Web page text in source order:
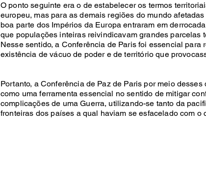
O ponto seguinte era o de estabelecer os termos
europeu, mas para as demais regiões do mundo
boa parte dos Impérios da Europa entraram em
que populações inteiras reivindicavam grandes parcelas
Nesse sentido, a Conferência de Paris foi essencial
existência de vácuo de poder e de território que
Portanto, a Conferência de Paz de Paris por meio
como uma ferramenta essencial no sentido de mitigar
complicações de uma Guerra, utilizando-se tanto da
fronteiras dos países a qual haviam se esfacelado com o